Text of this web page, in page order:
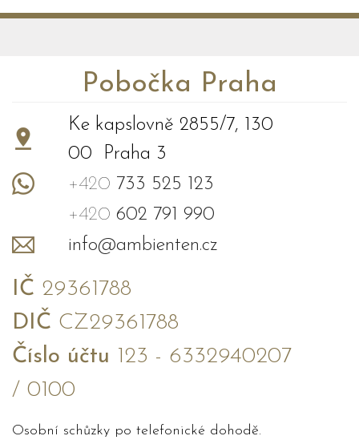
Pobočka Praha
Ke kapslovně 2855/7, 130
00 Praha 3
+420 733 525 123
+420 602 791 990
info@ambienten.cz
IČ 29361788
DIČ CZ29361788
Číslo účtu 123 - 6332940207
/ 0100
Osobní schůzky po telefonické dohodě.